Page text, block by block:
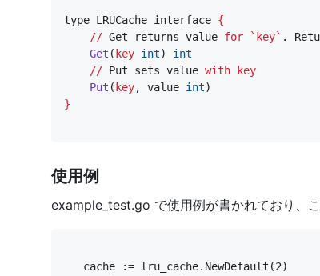
type LRUCache interface {
// Get returns value for ` key` .
Get ( key int)
int
// Put sets value with
key
Put ( key, value int)
}
使用例
example_test.go で使用例が書かれており、